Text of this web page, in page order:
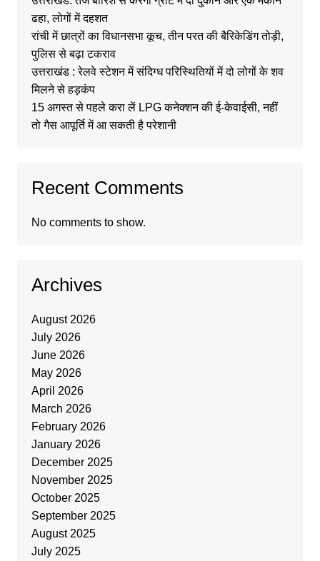
ढहा, लोगों में दहशत
रांची में छात्रों का विधानसभा कूच, तीन परत की बैरिकेडिंग तोड़ी,
पुलिस से बढ़ा टकराव
उत्तराखंड : रेलवे स्टेशन में संदिग्ध परिस्थितियों में दो लोगों के शव
मिलने से हड़कंप
15 अगस्त से पहले करा लें LPG कनेक्शन की ई-केवाईसी, नहीं
तो गैस आपूर्ति में आ सकती है परेशानी
Recent Comments
No comments to show.
Archives
August 2026
July 2026
June 2026
May 2026
April 2026
March 2026
February 2026
January 2026
December 2025
November 2025
October 2025
September 2025
August 2025
July 2025